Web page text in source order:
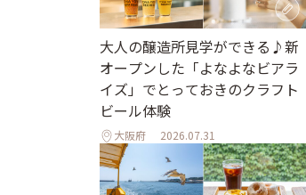
大人の醸造所見学ができる♪新
オープンした「よなよなビアラ
イズ」でとっておきのクラフト
ビール体験
大阪府 2026.07.31